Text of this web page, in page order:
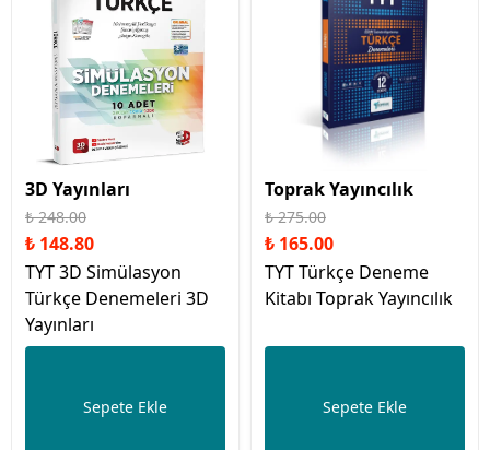
3D Yayınları
₺ 248.00
₺ 148.80
TYT 3D Simülasyon
Türkçe Denemeleri 3D
Yayınları
Sepete Ekle
Toprak Yayıncılık
₺ 275.00
₺ 165.00
TYT Türkçe Deneme
Kitabı Toprak Yayıncılık
Sepete Ekle